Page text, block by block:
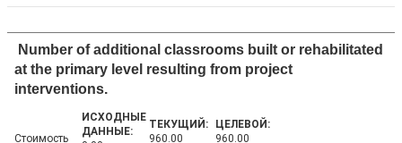
Number of additional classrooms built or rehabilitated
at the primary level resulting from project
interventions.
Стоимость 960.00 960.00